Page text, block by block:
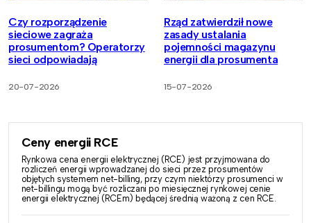
Czy rozporządzenie
sieciowe zagraża
prosumentom? Operatorzy
sieci odpowiadają
20-07-2026
Rząd zatwierdził nowe
zasady ustalania
pojemności magazynu
energii dla prosumenta
15-07-2026
Ceny energii RCE
Rynkowa cena energii elektrycznej (RCE) jest przyjmowana do
rozliczeń energii wprowadzanej do sieci przez prosumentów
objętych systemem net-billing, przy czym niektórzy prosumenci w
net-billingu mogą być rozliczani po miesięcznej rynkowej cenie
energii elektrycznej (RCEm) będącej średnią ważoną z cen RCE.